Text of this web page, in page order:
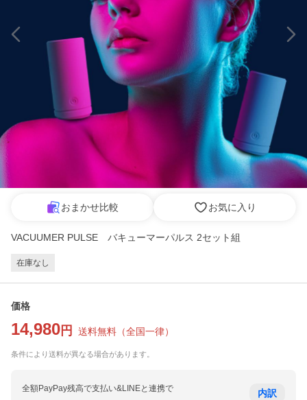
おまかせ比較 お気に入り
VACUUMER PULSE バキューマーパルス 2セット組
在庫なし
価格
14,980 円 送料無料 （全国一律）
条件により送料が異なる場合があります。
全額PayPay残高で支払い&LINEと連携で 内訳